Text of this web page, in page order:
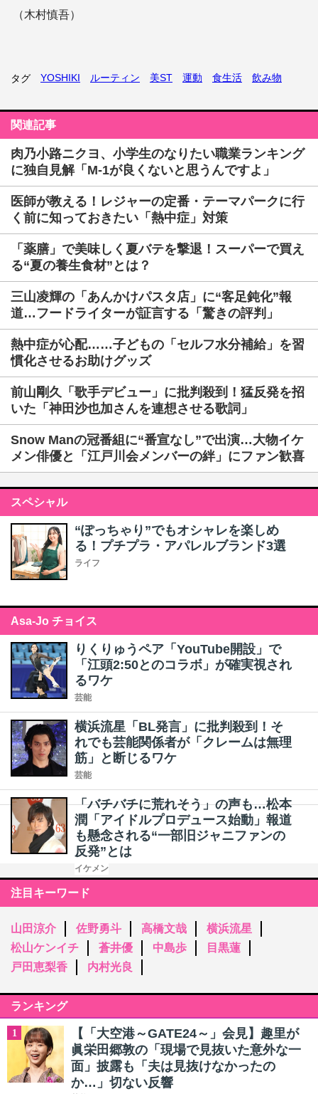
（木村慎吾）
タグ YOSHIKI ルーティン 美ST 運動 食生活 飲み物
関連記事
肉乃小路ニクヨ、小学生のなりたい職業ランキング
に独自見解「M-1が良くないと思うんですよ」
医師が教える！レジャーの定番・テーマパークに行
く前に知っておきたい「熱中症」対策
「薬膳」で美味しく夏バテを撃退！スーパーで買え
る“夏の養生食材”とは？
三山凌輝の「あんかけパスタ店」に“客足鈍化”報
道…フードライターが証言する「驚きの評判」
熱中症が心配……子どもの「セルフ水分補給」を習
慣化させるお助けグッズ
前山剛久「歌手デビュー」に批判殺到！猛反発を招
いた「神田沙也加さんを連想させる歌詞」
Snow Manの冠番組に“番宣なし”で出演…大物イケ
メン俳優と「江戸川会メンバーの絆」にファン歓喜
スペシャル
“ぽっちゃり”でもオシャレを楽しめ
る！プチプラ・アパレルブランド3選
ライフ
Asa-Jo チョイス
りくりゅうペア「YouTube開設」で
「江頭2:50とのコラボ」が確実視され
るワケ
芸能
横浜流星「BL発言」に批判殺到！そ
れでも芸能関係者が「クレームは無理
筋」と断じるワケ
芸能
「バチバチに荒れそう」の声も…松本
潤「アイドルプロデュース始動」報道
も懸念される“一部旧ジャニファンの
反発”とは
イケメン
注目キーワード
山田涼介 佐野勇斗 高橋文哉
横浜流星
松山ケンイチ
蒼井優 中島歩
目黒蓮
戸田恵梨香
内村光良
ランキング
1
【「大空港～GATE24～」会見】趣里が
眞栄田郷敦の「現場で見抜いた意外な一
面」披露も「夫は見抜けなかったの
か…」切ない反響